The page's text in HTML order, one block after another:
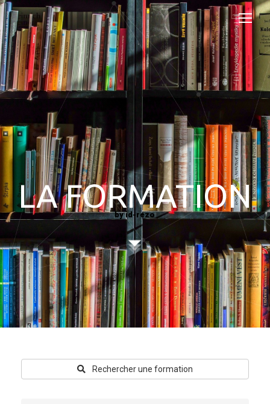
LA FORMATION
by id-rezo
Rechercher une formation